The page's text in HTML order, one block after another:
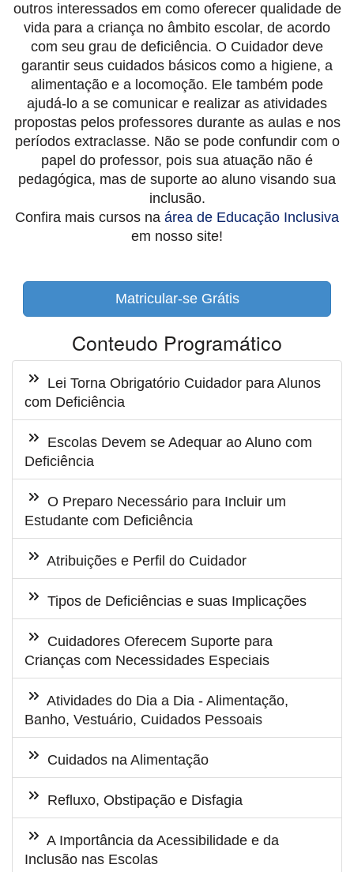
outros interessados em como oferecer qualidade de
vida para a criança no âmbito escolar, de acordo
com seu grau de deficiência. O Cuidador deve
garantir seus cuidados básicos como a higiene, a
alimentação e a locomoção. Ele também pode
ajudá-lo a se comunicar e realizar as atividades
propostas pelos professores durante as aulas e nos
períodos extraclasse. Não se pode confundir com o
papel do professor, pois sua atuação não é
pedagógica, mas de suporte ao aluno visando sua
inclusão.
Confira mais cursos na área de Educação Inclusiva
em nosso site!
Matricular-se Grátis
Conteudo Programático
Lei Torna Obrigatório Cuidador para Alunos
com Deficiência
Escolas Devem se Adequar ao Aluno com
Deficiência
O Preparo Necessário para Incluir um
Estudante com Deficiência
Atribuições e Perfil do Cuidador
Tipos de Deficiências e suas Implicações
Cuidadores Oferecem Suporte para
Crianças com Necessidades Especiais
Atividades do Dia a Dia - Alimentação,
Banho, Vestuário, Cuidados Pessoais
Cuidados na Alimentação
Refluxo, Obstipação e Disfagia
A Importância da Acessibilidade e da
Inclusão nas Escolas